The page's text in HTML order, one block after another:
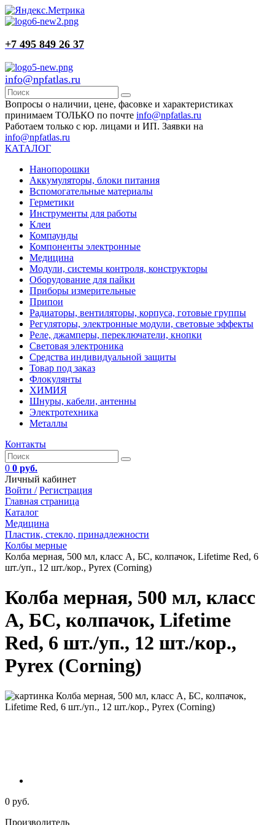
+7 495 849 26 37
info@npfatlas.ru
Вопросы о наличии, цене, фасовке и характеристиках
принимаем ТОЛЬКО по почте info@npfatlas.ru
Работаем только с юр. лицами и ИП. Заявки на
info@npfatlas.ru
КАТАЛОГ
Нанопорошки
Аккумуляторы, блоки питания
Вспомогательные материалы
Герметики
Инструменты для работы
Клеи
Компаунды
Компоненты электронные
Медицина
Модули, системы контроля, конструкторы
Оборудование для пайки
Приборы измерительные
Припои
Радиаторы, вентиляторы, корпуса, готовые группы
Регуляторы, электронные модули, световые эффекты
Реле, джамперы, переключатели, кнопки
Световая электроника
Средства индивидуальной защиты
Товар под заказ
Флокулянты
ХИМИЯ
Шнуры, кабели, антенны
Электротехника
Металлы
Контакты
0 0 руб.
Личный кабинет
Войти / Регистрация
Главная страница
Каталог
Медицина
Пластик, стекло, принадлежности
Колбы мерные
Колба мерная, 500 мл, класс А, БС, колпачок, Lifetime Red, 6
шт./уп., 12 шт./кор., Pyrex (Corning)
Колба мерная, 500 мл, класс
А, БС, колпачок, Lifetime
Red, 6 шт./уп., 12 шт./кор.,
Pyrex (Corning)
0 руб.
Производитель